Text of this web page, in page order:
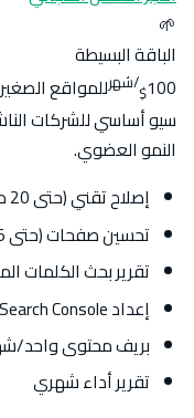
🌱
الباقة البسيطة
$100 /شهرللمواقع
سيو أساسي للشركات
النمو العضوي.
إصلاح تقني (حتى 20 مشكلة)
تحسين صفحات (حتى 5 صفحات)
تقرير بحث الكلمات
إعداد Google Search Console
بريف محتوى واحد/
تقرير أداء شهري